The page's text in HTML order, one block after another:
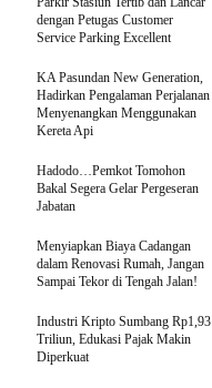
dengan Petugas Customer
Service Parking Excellent
KA Pasundan New Generation,
Hadirkan Pengalaman Perjalanan
Menyenangkan Menggunakan
Kereta Api
Hadodo…Pemkot Tomohon
Bakal Segera Gelar Pergeseran
Jabatan
Menyiapkan Biaya Cadangan
dalam Renovasi Rumah, Jangan
Sampai Tekor di Tengah Jalan!
Industri Kripto Sumbang Rp1,93
Triliun, Edukasi Pajak Makin
Diperkuat